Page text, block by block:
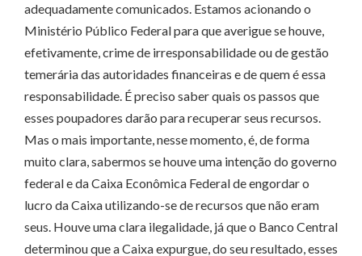
adequadamente comunicados. Estamos acionando o
Ministério Público Federal para que averigue se houve,
efetivamente, crime de irresponsabilidade ou de gestão
temerária das autoridades financeiras e de quem é essa
responsabilidade. É preciso saber quais os passos que
esses poupadores darão para recuperar seus recursos.
Mas o mais importante, nesse momento, é, de forma
muito clara, sabermos se houve uma intenção do governo
federal e da Caixa Econômica Federal de engordar o
lucro da Caixa utilizando-se de recursos que não eram
seus. Houve uma clara ilegalidade, já que o Banco Central
determinou que a Caixa expurgue, do seu resultado, esses